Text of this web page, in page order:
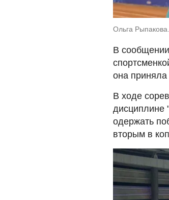
Ольга
В
она приняла
В ходе
дисциплине
одержать
вторым в